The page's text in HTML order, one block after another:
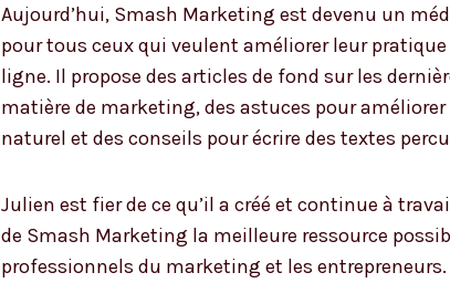
Aujourd’hui, Smash Marketing est devenu un
pour tous ceux qui veulent améliorer leur
ligne. Il propose des articles de fond sur les
matière de marketing, des astuces pour
naturel et des conseils pour écrire des textes
Julien est fier de ce qu’il a créé et continue à
de Smash Marketing la meilleure ressource
professionnels du marketing et les entrepreneurs.